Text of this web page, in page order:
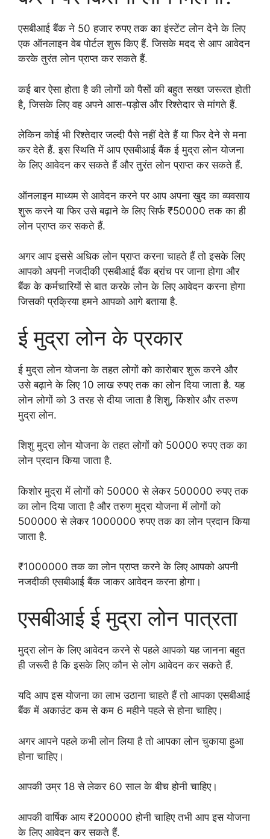
एसबीआई बैंक ने 50 हजार रुपए तक का इंस्टेंट लोन देने के लिए
एक ऑनलाइन वेब पोर्टल शुरू किए हैं. जिसके मदद से आप आवेदन
करके तुरंत लोन प्राप्त कर सकते हैं.
कई बार ऐसा होता है की लोगों को पैसों की बहुत सख्त जरूरत होती
है, जिसके लिए वह अपने आस-पड़ोस और रिश्तेदार से मांगते हैं.
लेकिन कोई भी रिश्तेदार जल्दी पैसे नहीं देते हैं या फिर देने से मना
कर देते हैं. इस स्थिति में आप एसबीआई बैंक ई मुद्रा लोन योजना
के लिए आवेदन कर सकते हैं और तुरंत लोन प्राप्त कर सकते हैं.
ऑनलाइन माध्यम से आवेदन करने पर आप अपना खुद का व्यवसाय
शुरू करने या फिर उसे बढ़ाने के लिए सिर्फ ₹50000 तक का ही
लोन प्राप्त कर सकते हैं.
अगर आप इससे अधिक लोन प्राप्त करना चाहते हैं तो इसके लिए
आपको अपनी नजदीकी एसबीआई बैंक ब्रांच पर जाना होगा और
बैंक के कर्मचारियों से बात करके लोन के लिए आवेदन करना होगा
जिसकी प्रक्रिया हमने आपको आगे बताया है.
ई मुद्रा लोन के प्रकार
ई मुद्रा लोन योजना के तहत लोगों को कारोबार शुरू करने और
उसे बढ़ाने के लिए 10 लाख रुपए तक का लोन दिया जाता है. यह
लोन लोगों को 3 तरह से दीया जाता है शिशु, किशोर और तरुण
मुद्रा लोन.
शिशु मुद्रा लोन योजना के तहत लोगों को 50000 रुपए तक का
लोन प्रदान किया जाता है.
किशोर मुद्रा में लोगों को 50000 से लेकर 500000 रुपए तक
का लोन दिया जाता है और तरुण मुद्रा योजना में लोगों को
500000 से लेकर 1000000 रुपए तक का लोन प्रदान किया
जाता है.
₹1000000 तक का लोन प्राप्त करने के लिए आपको अपनी
नजदीकी एसबीआई बैंक जाकर आवेदन करना होगा।
एसबीआई ई मुद्रा लोन पात्रता
मुद्रा लोन के लिए आवेदन करने से पहले आपको यह जानना बहुत
ही जरूरी है कि इसके लिए कौन से लोग आवेदन कर सकते हैं.
यदि आप इस योजना का लाभ उठाना चाहते हैं तो आपका एसबीआई
बैंक में अकाउंट कम से कम 6 महीने पहले से होना चाहिए।
अगर आपने पहले कभी लोन लिया है तो आपका लोन चुकाया हुआ
होना चाहिए।
आपकी उम्र 18 से लेकर 60 साल के बीच होनी चाहिए।
आपकी वार्षिक आय ₹200000 होनी चाहिए तभी आप इस योजना
के लिए आवेदन कर सकते हैं.